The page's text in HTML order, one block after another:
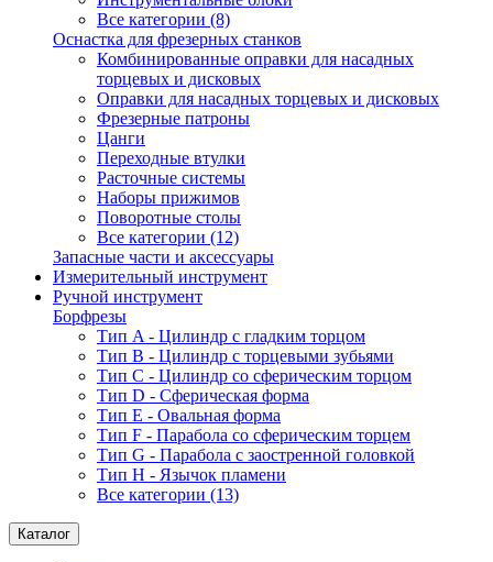
Все категории (8)
Оснастка для фрезерных станков
Комбинированные оправки для насадных
торцевых и дисковых
Оправки для насадных торцевых и дисковых
Фрезерные патроны
Цанги
Переходные втулки
Расточные системы
Наборы прижимов
Поворотные столы
Все категории (12)
Запасные части и аксессуары
Измерительный инструмент
Ручной инструмент
Борфрезы
Тип A - Цилиндр с гладким торцом
Тип В - Цилиндр с торцевыми зубьями
Тип С - Цилиндр со сферическим торцом
Тип D - Сферическая форма
Тип Е - Овальная форма
Тип F - Парабола со сферическим торцем
Тип G - Парабола с заостренной головкой
Тип H - Язычок пламени
Все категории (13)
Каталог